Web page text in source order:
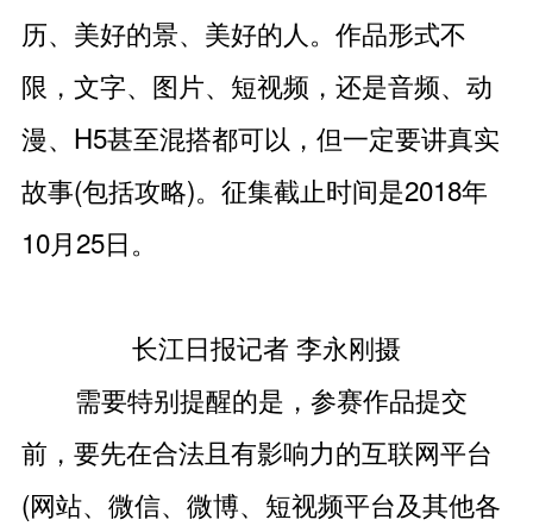
历、美好的景、美好的人。作品形式不
限，文字、图片、短视频，还是音频、动
漫、H5甚至混搭都可以，但一定要讲真实
故事(包括攻略)。征集截止时间是2018年
10月25日。
长江日报记者 李永刚摄
需要特别提醒的是，参赛作品提交
前，要先在合法且有影响力的互联网平台
(网站、微信、微博、短视频平台及其他各